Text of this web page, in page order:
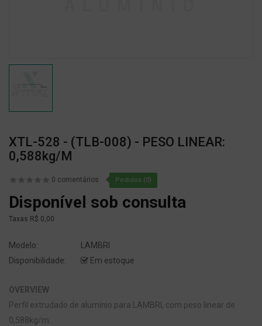
XTL-528 - (TLB-008) - PESO LINEAR:
0,588kg/m
0 comentários Pedidos (0)
Disponível sob consulta
Taxas R$ 0,00
Modelo:
LAMBRI
Disponibilidade:
Em estoque
OVERVIEW
Perfil extrudado de alumínio para LAMBRI, com peso linear de
0,588kg/m.